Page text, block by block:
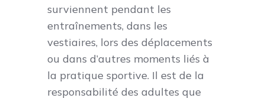
surviennent pendant les
entraînements, dans les
vestiaires, lors des déplacements
ou dans d’autres moments liés à
la pratique sportive. Il est de la
responsabilité des adultes que